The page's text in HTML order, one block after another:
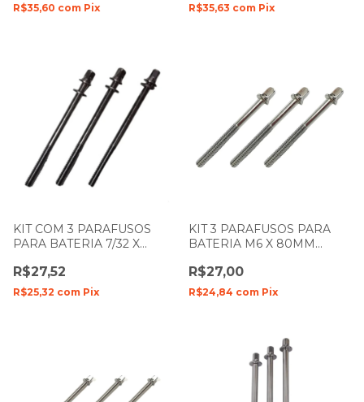
R$35,60 com Pix R$35,63 com Pix
KIT COM 3 PARAFUSOS
PARA BATERIA 7/32 X
R$27,52
R$25,32 com Pix
KIT 3 PARAFUSOS PARA
BATERIA M6 X 80MM
R$27,00
R$24,84 com Pix